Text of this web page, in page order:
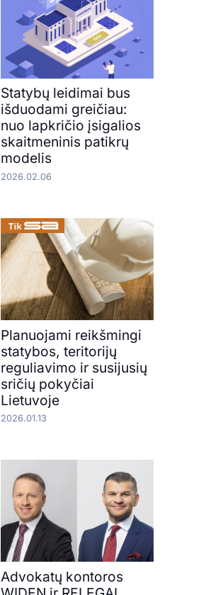
Statybų leidimai bus
išduodami greičiau:
nuo lapkričio įsigalios
skaitmeninis patikrų
modelis
2026.02.06
Planuojami reikšmingi
statybos, teritorijų
reguliavimo ir susijusių
sričių pokyčiai
Lietuvoje
2026.01.13
Advokatų kontoros